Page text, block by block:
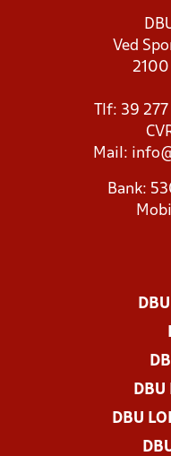
Ved
Tlf: 39
Mail:
Bank:
DBU